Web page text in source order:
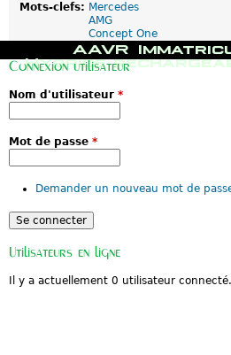
Mots-clefs: Mercedes
AMG
Concept One
M
e
p
AAVR
Hybride
Connexion utilisateur
Nom d'utilisateur *
Mot de passe *
Demander un nouveau mot de
Utilisateurs en ligne
Il y a actuellement 0 utilisateur connecté.